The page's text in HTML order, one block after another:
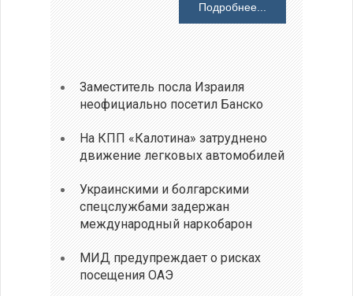
Подробнее...
Заместитель посла Израиля
неофициально посетил Банско
На КПП «Калотина» затруднено
движение легковых автомобилей
Украинскими и болгарскими
спецслужбами задержан
международный наркобарон
МИД предупреждает о рисках
посещения ОАЭ